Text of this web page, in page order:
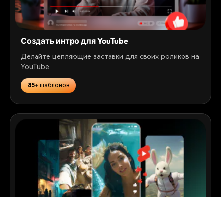
Создать интро для YouTube
Делайте цепляющие заставки для своих роликов на
YouTube.
85+шаблонов